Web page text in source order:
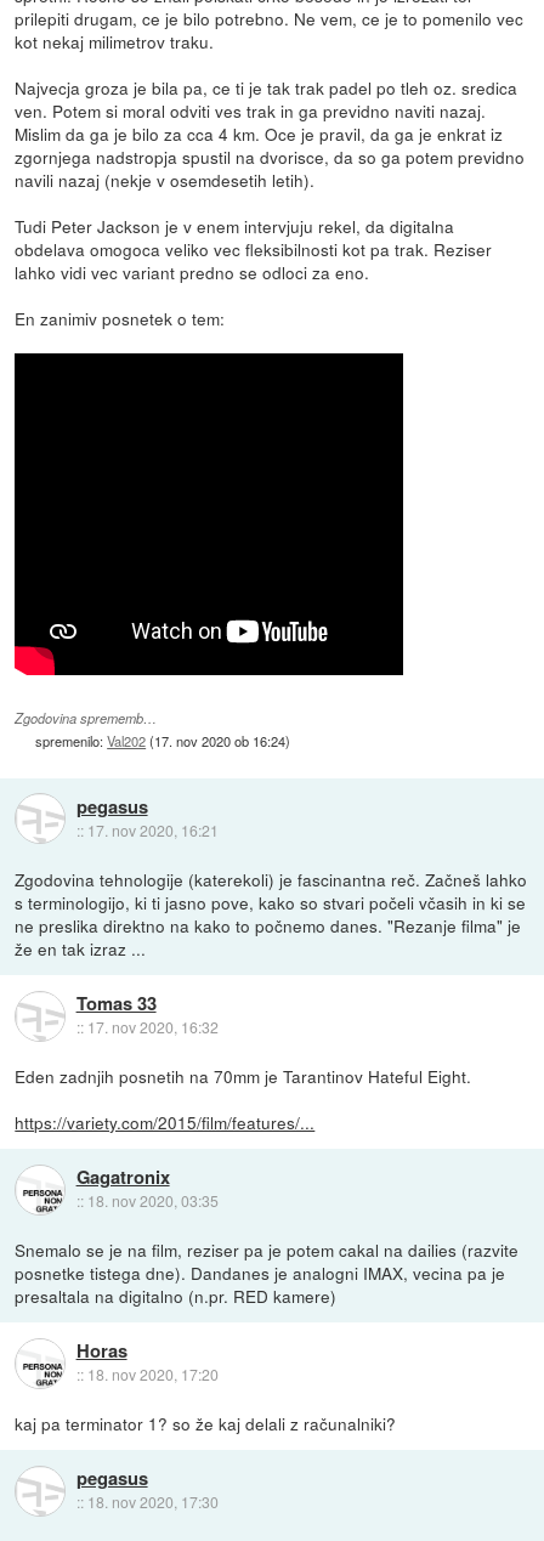
prilepiti drugam, ce je bilo potrebno. Ne vem, ce je to pomenilo vec
kot nekaj milimetrov traku.
Najvecja groza je bila pa, ce ti je tak trak padel po tleh oz. sredica
ven. Potem si moral odviti ves trak in ga previdno naviti nazaj.
Mislim da ga je bilo za cca 4 km. Oce je pravil, da ga je enkrat iz
zgornjega nadstropja spustil na dvorisce, da so ga potem previdno
navili nazaj (nekje v osemdesetih letih).
Tudi Peter Jackson je v enem intervjuju rekel, da digitalna
obdelava omogoca veliko vec fleksibilnosti kot pa trak. Reziser
lahko vidi vec variant predno se odloci za eno.
En zanimiv posnetek o tem:
Zgodovina sprememb…
spremenilo:Val202(17. nov 2020 ob 16:24)
pegasus
:: 17. nov 2020, 16:21
Zgodovina tehnologije (katerekoli) je fascinantna reč. Začneš lahko
s terminologijo, ki ti jasno pove, kako so stvari počeli včasih in ki se
ne preslika direktno na kako to počnemo danes. "Rezanje filma" je
že en tak izraz ...
Tomas 33
:: 17. nov 2020, 16:32
Eden zadnjih posnetih na 70mm je Tarantinov Hateful Eight.
https://variety.com/2015/film/features/...
Gagatronix
:: 18. nov 2020, 03:35
Snemalo se je na film, reziser pa je potem cakal na dailies (razvite
posnetke tistega dne). Dandanes je analogni IMAX, vecina pa je
presaltala na digitalno (n.pr. RED kamere)
Horas
:: 18. nov 2020, 17:20
kaj pa terminator 1? so že kaj delali z računalniki?
pegasus
:: 18. nov 2020, 17:30